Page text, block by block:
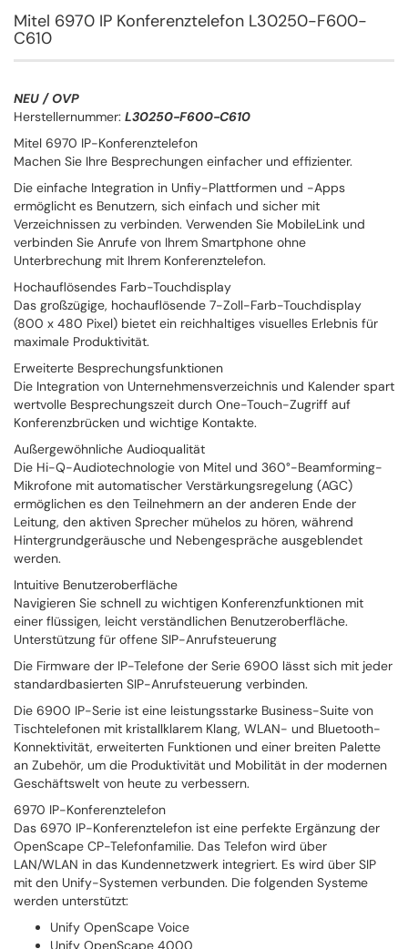
Mitel 6970 IP Konferenztelefon L30250-F600-
C610
NEU / OVP
Herstellernummer: L30250-F600-C610
Mitel 6970 IP-Konferenztelefon
Machen Sie Ihre Besprechungen einfacher und effizienter.
Die einfache Integration in Unfiy-Plattformen und -Apps
ermöglicht es Benutzern, sich einfach und sicher mit
Verzeichnissen zu verbinden. Verwenden Sie MobileLink und
verbinden Sie Anrufe von Ihrem Smartphone ohne
Unterbrechung mit Ihrem Konferenztelefon.
Hochauflösendes Farb-Touchdisplay
Das großzügige, hochauflösende 7-Zoll-Farb-Touchdisplay
(800 x 480 Pixel) bietet ein reichhaltiges visuelles Erlebnis für
maximale Produktivität.
Erweiterte Besprechungsfunktionen
Die Integration von Unternehmensverzeichnis und Kalender spart
wertvolle Besprechungszeit durch One-Touch-Zugriff auf
Konferenzbrücken und wichtige Kontakte.
Außergewöhnliche Audioqualität
Die Hi-Q-Audiotechnologie von Mitel und 360°-Beamforming-
Mikrofone mit automatischer Verstärkungsregelung (AGC)
ermöglichen es den Teilnehmern an der anderen Ende der
Leitung, den aktiven Sprecher mühelos zu hören, während
Hintergrundgeräusche und Nebengespräche ausgeblendet
werden.
Intuitive Benutzeroberfläche
Navigieren Sie schnell zu wichtigen Konferenzfunktionen mit
einer flüssigen, leicht verständlichen Benutzeroberfläche.
Unterstützung für offene SIP-Anrufsteuerung
Die Firmware der IP-Telefone der Serie 6900 lässt sich mit jeder
standardbasierten SIP-Anrufsteuerung verbinden.
Die 6900 IP-Serie ist eine leistungsstarke Business-Suite von
Tischtelefonen mit kristallklarem Klang, WLAN- und Bluetooth-
Konnektivität, erweiterten Funktionen und einer breiten Palette
an Zubehör, um die Produktivität und Mobilität in der modernen
Geschäftswelt von heute zu verbessern.
6970 IP-Konferenztelefon
Das 6970 IP-Konferenztelefon ist eine perfekte Ergänzung der
OpenScape CP-Telefonfamilie. Das Telefon wird über
LAN/WLAN in das Kundennetzwerk integriert. Es wird über SIP
mit den Unify-Systemen verbunden. Die folgenden Systeme
werden unterstützt:
Unify OpenScape Voice
Unify OpenScape 4000